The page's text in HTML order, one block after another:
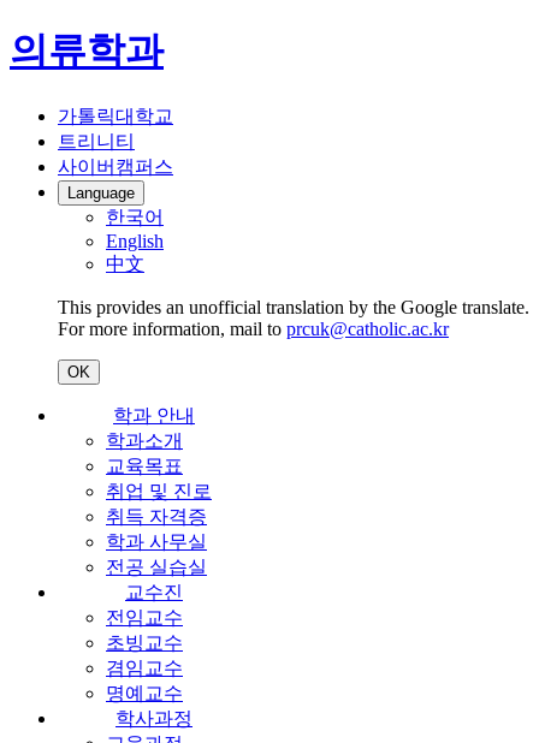
의류학과
가톨릭대학교
트리니티
사이버캠퍼스
Language
한국어
English
中文
This provides an unofficial translation by the Google translate.
For more information, mail to prcuk@catholic.ac.kr
OK
학과 안내
학과소개
교육목표
취업 및 진로
취득 자격증
학과 사무실
전공 실습실
교수진
전임교수
초빙교수
겸임교수
명예교수
학사과정